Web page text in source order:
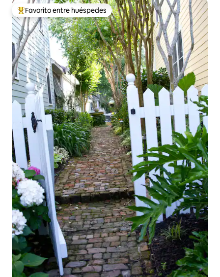
Favorito entre huéspedes preferido
Favorito entre huéspedes